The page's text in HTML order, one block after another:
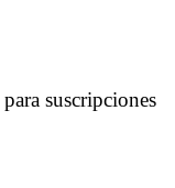
para suscripciones